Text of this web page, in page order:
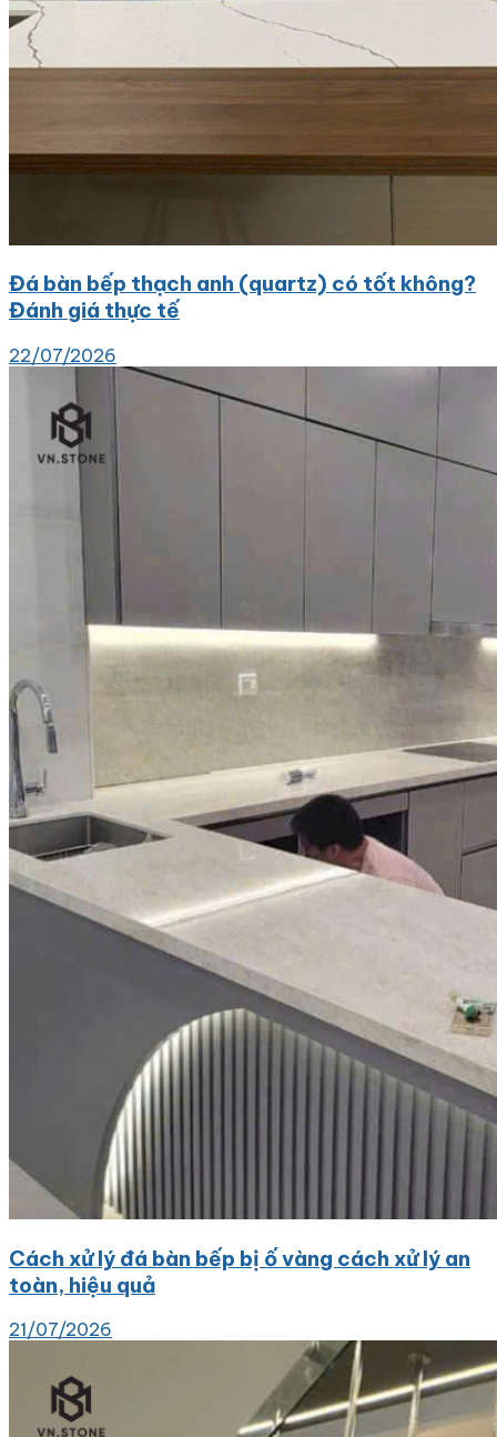
Đá bàn bếp thạch anh (quartz) có tốt không?
Đánh giá thực tế
22/07/2026
Cách xử lý đá bàn bếp bị ố vàng cách xử lý an
toàn, hiệu quả
21/07/2026